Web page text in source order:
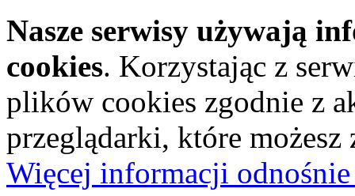
Nasze serwisy używają
cookies. Korzystając z
plików cookies zgodnie z
przeglądarki, które
Więcej informacji